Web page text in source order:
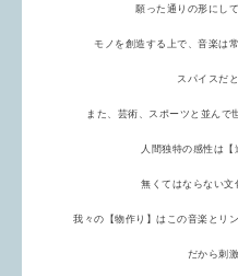
願った通りの形にし
モノを創造する上で、音楽は
スパイスだ
また、芸術、スポーツと並んで
人間独特の感性は【
無くてはならない文
我々の【物作り】はこの音楽とリ
だから刺